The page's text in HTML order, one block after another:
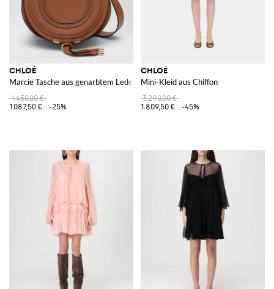
CHLOÉ
Marcie Tasche aus genarbtem Leder
1.450,00 €
1.087,50 €
-25%
CHLOÉ
Mini-Kleid aus Chiffon
3.290,00 €
1.809,50 €
-45%